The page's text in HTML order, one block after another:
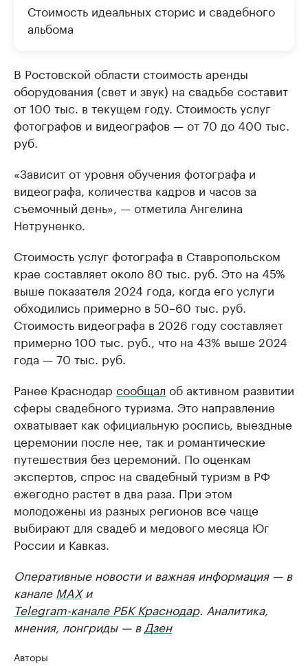
Стоимость идеальных сторис и свадебного
альбома
В Ростовской области стоимость аренды
оборудования (свет и звук) на свадьбе составит
от 100 тыс. в текущем году. Стоимость услуг
фотографов и видеографов — от 70 до 400 тыс.
руб.
«Зависит от уровня обучения фотографа и
видеографа, количества кадров и часов за
съемочный день», — отметила Ангелина
Нетруненко.
Стоимость услуг фотографа в Ставропольском
крае составляет около 80 тыс. руб. Это на 45%
выше показателя 2024 года, когда его услуги
обходились примерно в 50–60 тыс. руб.
Стоимость видеографа в 2026 году составляет
примерно 100 тыс. руб., что на 43% выше 2024
года — 70 тыс. руб.
Ранее Краснодар сообщал об активном развитии
сферы свадебного туризма. Это направление
охватывает как официальную роспись, выездные
церемонии после нее, так и романтические
путешествия без церемоний. По оценкам
экспертов, спрос на свадебный туризм в РФ
ежегодно растет в два раза. При этом
молодожены из разных регионов все чаще
выбирают для свадеб и медового месяца Юг
России и Кавказ.
Оперативные новости и важная информация — в
канале MAXи
Telegram-канале РБК Краснодар. Аналитика,
мнения, лонгриды — вДзен
Авторы